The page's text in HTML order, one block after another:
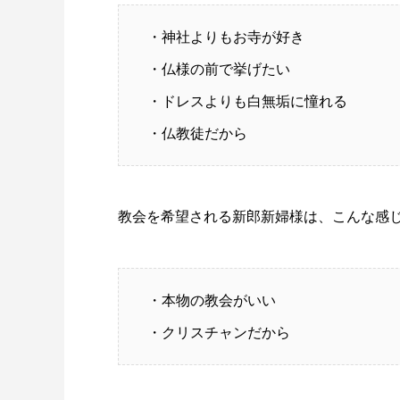
・神社よりもお寺が好き
・仏様の前で挙げたい
・ドレスよりも白無垢に憧れる
・仏教徒だから
教会を希望される新郎新婦様は、こんな感
・本物の教会がいい
・クリスチャンだから